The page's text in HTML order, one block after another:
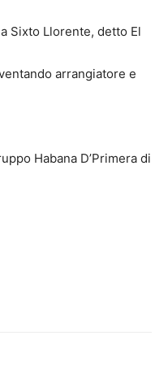
Sixto Llorente, detto El
arrangiatore e
Habana D’Primera di